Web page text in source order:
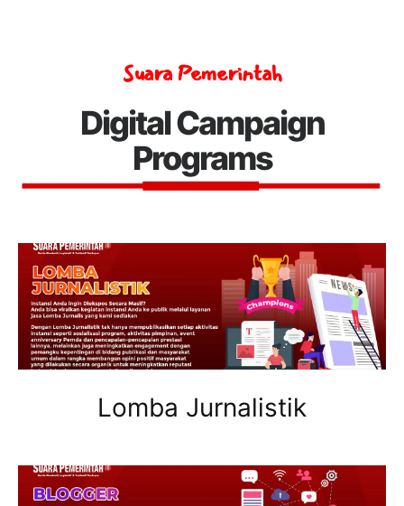
Suara Pemerintah
Digital Campaign
Programs
Lomba Jurnalistik